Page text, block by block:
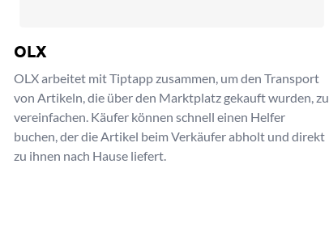
OLX
OLX arbeitet mit Tiptapp zusammen, um den Transport
von Artikeln, die über den Marktplatz gekauft wurden, zu
vereinfachen. Käufer können schnell einen Helfer
buchen, der die Artikel beim Verkäufer abholt und direkt
zu ihnen nach Hause liefert.